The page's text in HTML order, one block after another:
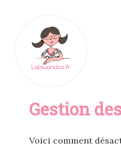
Gestion
Voici comment